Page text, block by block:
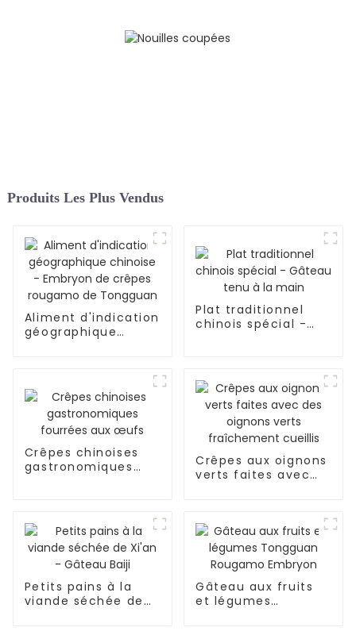
Produits Les Plus Vendus
Aliment d'indication
géographique
Plat traditionnel
chinois spécial -
Crêpes chinoises
gastronomiques
Crêpes aux oignons
verts faites avec
Petits pains à la
viande séchée de
Gâteau aux fruits
et légumes